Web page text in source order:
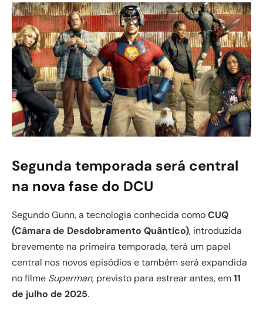
Segunda temporada será central
na nova fase do DCU
Segundo Gunn, a tecnologia conhecida comoCUQ
(Câmara de Desdobramento Quântico), introduzida
brevemente na primeira temporada, terá um papel
central nos novos episódios e também será expandida
no filme Superman, previsto para estrear antes, em11
de julho de 2025.